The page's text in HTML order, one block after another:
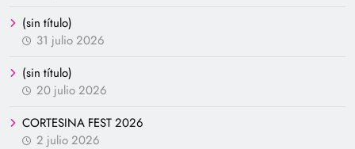
(sin título)
31 julio 2026
(sin título)
20 julio 2026
CORTESINA FEST 2026
2 julio 2026